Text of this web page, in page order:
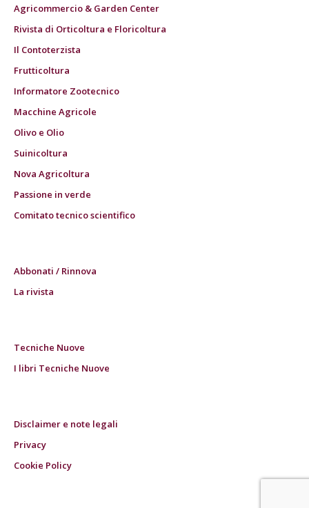
Agricommercio & Garden Center
Rivista di Orticoltura e Floricoltura
Il Contoterzista
Frutticoltura
Informatore Zootecnico
Macchine Agricole
Olivo e Olio
Suinicoltura
Nova Agricoltura
Passione in verde
Comitato tecnico scientifico
Abbonati / Rinnova
La rivista
Tecniche Nuove
I libri Tecniche Nuove
Disclaimer e note legali
Privacy
Cookie Policy